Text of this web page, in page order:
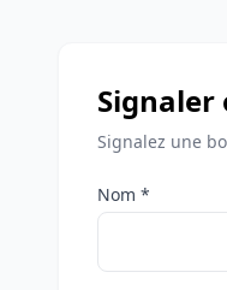
Signaler
Signalez une
Nom *